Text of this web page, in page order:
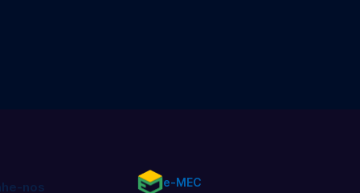
nos e-MEC